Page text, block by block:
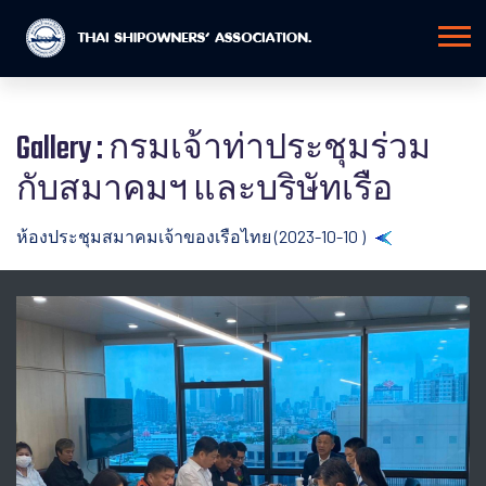
Gallery : กรมเจ้าท่าประชุมร่วม
กับสมาคมฯ และบริษัทเรือ
ห้องประชุมสมาคมเจ้าของเรือไทย (2023-10-10 )